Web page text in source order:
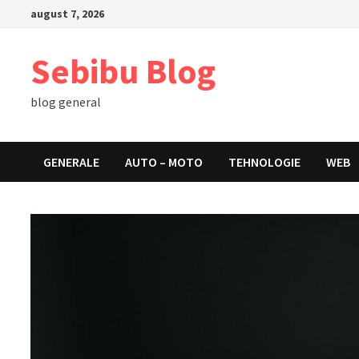
august 7, 2026
Sebibu Blog
blog general
GENERALE AUTO – MOTO TEHNOLOGIE WEB